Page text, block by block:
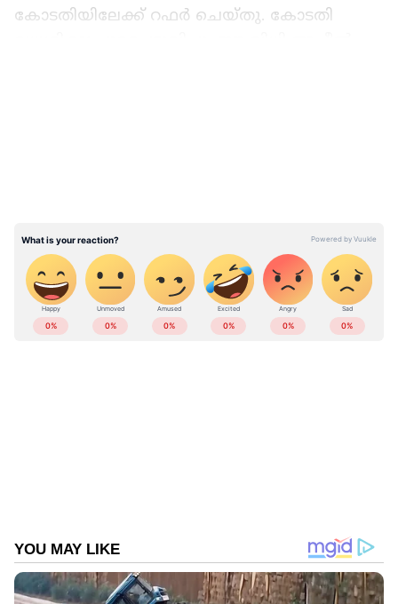
കോടതിയിലേക്ക് റഫർ ചെയ്തു. കോടതി
ഏഷ്യാനെറ്റ് ന്യൂസ് ലൈവ് യുട്യൂബിൽ
കാണാം
ABOUT THE AUTHOR